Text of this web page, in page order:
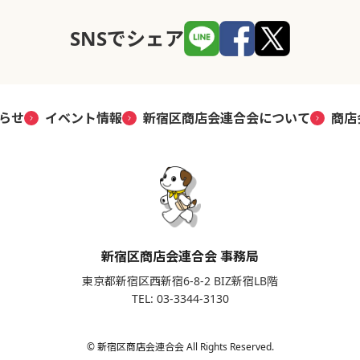
SNSでシェア
せ イベント情報 新宿区商店会連合会について 商
新宿区商店会連合会 事務局
東京都新宿区西新宿6-8-2 BIZ新宿LB階
TEL: 03-3344-3130
© 新宿区商店会連合会 All Rights Reserved.